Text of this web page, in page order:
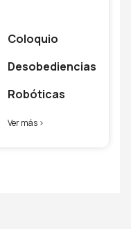
Coloquio
Desobediencias
Robóticas
Ver más >